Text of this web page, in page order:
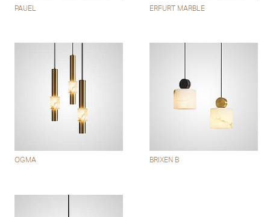
PAUEL ERFURT MARBLE
OGMA BRIXEN B